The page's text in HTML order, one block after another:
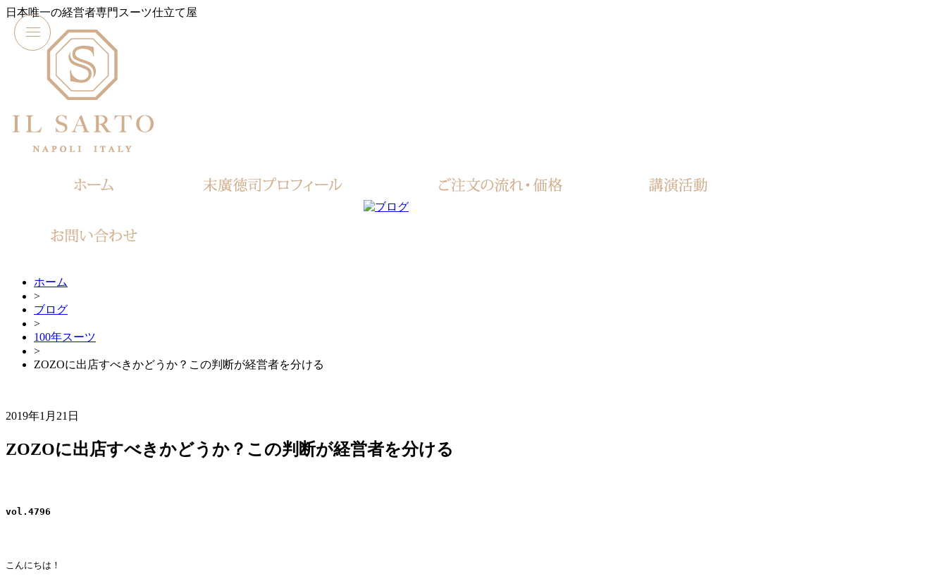
日本唯一の経営者専門スーツ仕立て屋
ホーム
>
ブログ
>
100年スーツ
>
ZOZOに出店すべきかどうか？この判断が経営者を分ける
2019年1月21日
ZOZOに出店すべきかどうか？この判断が経営者を分ける
vol.4796
こんにちは！